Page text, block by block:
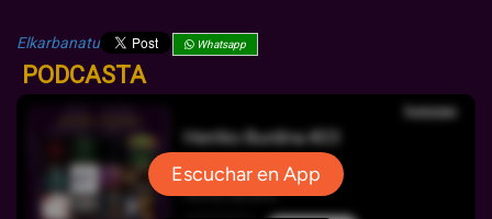
Elkarbanatu Whatsapp
PODCASTA